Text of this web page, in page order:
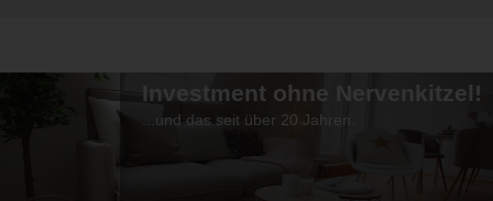
Investment ohne Nervenkitzel!
...und das seit über 20 Jahren.